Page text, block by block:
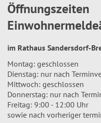
Öffnungszeiten
im Rathaus Sandersdorf-
Montag: geschlossen
Dienstag: nur nach
Mittwoch: geschlossen
Donnerstag: nur nach
Freitag: 9:00 - 12:00 Uhr
sowie nach vorheriger